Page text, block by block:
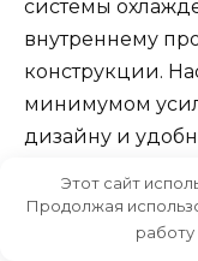
системы
внутреннему
конструкции.
минимумом
дизайну и
Корпус также
Этот сайт
Продолжая
работу